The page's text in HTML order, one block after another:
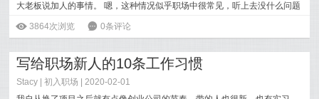
大老板说加人的事情。 嗯，这种情况似乎职场中很常见，听上去没什么问题
ė 3864次浏览 6 0条评论
写给职场新人的10条工作习惯
Stacy |初入职场
| 2020-02-01